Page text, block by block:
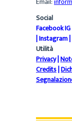
Social
Facebook IG
|Instagram|
Utilità
Privacy|
Credits|